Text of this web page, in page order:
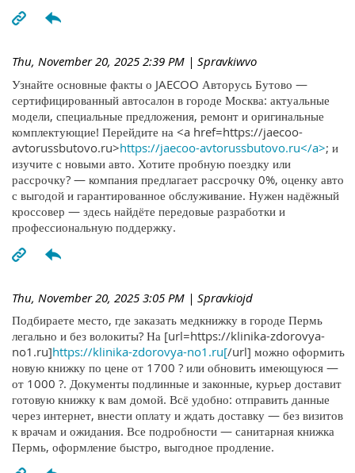
Thu, November 20, 2025 2:39 PM | Spravkiwvo
Узнайте основные факты о JAECOO Авторусь Бутово —
сертифицированный автосалон в городе Москва: актуальные
модели, специальные предложения, ремонт и оригинальные
комплектующие! Перейдите на <a href=https://jaecoo-
avtorussbutovo.ru>https://jaecoo-avtorussbutovo.ru</a>; и
изучите с новыми авто. Хотите пробную поездку или
рассрочку? — компания предлагает рассрочку 0%, оценку авто
с выгодой и гарантированное обслуживание. Нужен надёжный
кроссовер — здесь найдёте передовые разработки и
профессиональную поддержку.
Thu, November 20, 2025 3:05 PM | Spravkiojd
Подбираете место, где заказать медкнижку в городе Пермь
легально и без волокиты? На [url=https://klinika-zdorovya-
no1.ru]https://klinika-zdorovya-no1.ru[/url] можно оформить
новую книжку по цене от 1700 ? или обновить имеющуюся —
от 1000 ?. Документы подлинные и законные, курьер доставит
готовую книжку к вам домой. Всё удобно: отправить данные
через интернет, внести оплату и ждать доставку — без визитов
к врачам и ожидания. Все подробности — санитарная книжка
Пермь, оформление быстро, выгодное продление.